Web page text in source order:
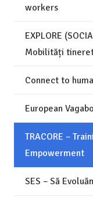
workers
EXPLORE
Mobilități
Connect to
European
TRACORE –
Empowerment
SES – Să